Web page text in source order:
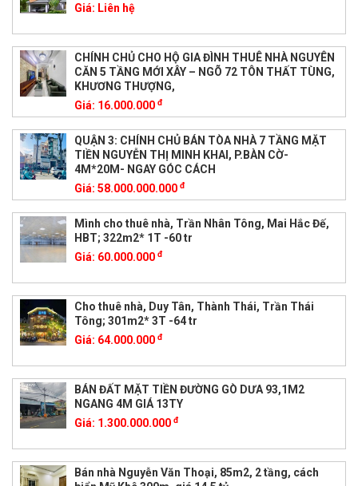
Giá: Liên hệ
CHÍNH CHỦ CHO HỘ GIA ĐÌNH THUÊ NHÀ NGUYÊN
CĂN 5 TẦNG MỚI XÂY – NGÕ 72 TÔN THẤT TÙNG,
KHƯƠNG THƯỢNG,
Giá: 16.000.000 đ
QUẬN 3: CHÍNH CHỦ BÁN TÒA NHÀ 7 TẦNG MẶT
TIỀN NGUYỄN THỊ MINH KHAI, P.BÀN CỜ-
4M*20M- NGAY GÓC CÁCH
Giá: 58.000.000.000 đ
Mình cho thuê nhà, Trần Nhân Tông, Mai Hắc Đế,
HBT; 322m2* 1T -60 tr
Giá: 60.000.000 đ
Cho thuê nhà, Duy Tân, Thành Thái, Trần Thái
Tông; 301m2* 3T -64 tr
Giá: 64.000.000 đ
BÁN ĐẤT MẶT TIỀN ĐƯỜNG GÒ DƯA 93,1M2
NGANG 4M GIÁ 13TY
Giá: 1.300.000.000 đ
Bán nhà Nguyễn Văn Thoại, 85m2, 2 tầng, cách